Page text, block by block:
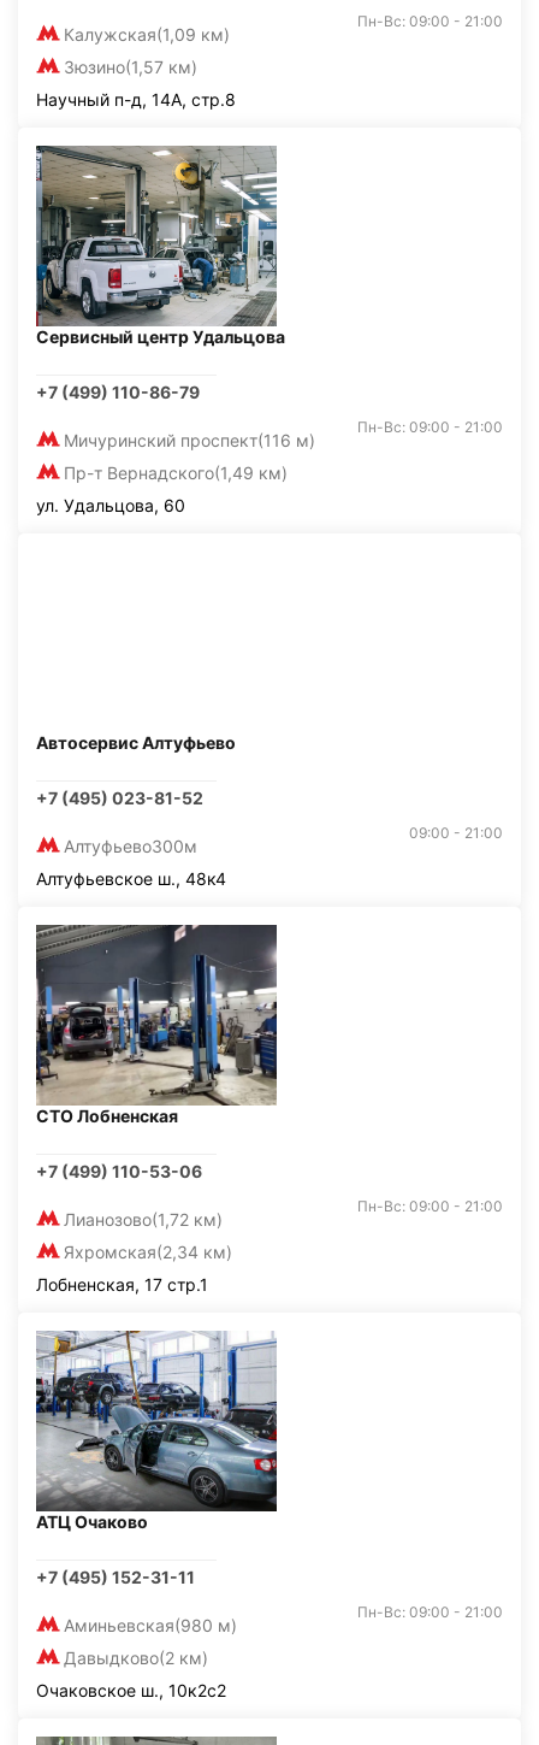
Калужская(1,09 км)
Зюзино(1,57 км)
Пн-Вс: 09:00 - 21:00
Научный п-д, 14А, стр.8
Сервисный центр Удальцова
+7 (499) 110-86-79
Мичуринский проспект(116 м)
Пр-т Вернадского(1,49 км)
Пн-Вс: 09:00 - 21:00
ул. Удальцова, 60
Автосервис Алтуфьево
+7 (495) 023-81-52
Алтуфьево300м
09:00 - 21:00
Алтуфьевское ш., 48к4
СТО Лобненская
+7 (499) 110-53-06
Лианозово(1,72 км)
Яхромская(2,34 км)
Пн-Вс: 09:00 - 21:00
Лобненская, 17 стр.1
АТЦ Очаково
+7 (495) 152-31-11
Аминьевская(980 м)
Давыдково(2 км)
Пн-Вс: 09:00 - 21:00
Очаковское ш., 10к2с2